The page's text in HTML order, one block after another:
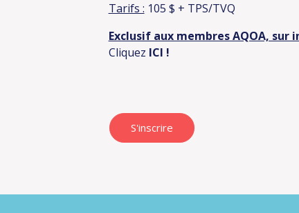
Tarifs : 105 $ + TPS/TVQ
Exclusif aux membres AQOA,
Cliquez ICI !
S'inscrire